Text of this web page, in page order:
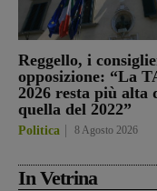
Reggello, i
opposizione: “La
2026 resta più alta
quella del 2022”
Politica 8 Agosto 2026
In Vetrina